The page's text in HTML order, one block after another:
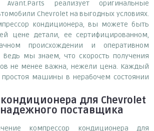
Avant.Parts реализует оригинальные
Chevrolet на выгодных условиях.
кондиционера, вы можете быть
цене детали, ее сертифицированном,
происхождении и оперативном
Ведь мы знаем, что скорость получения
не менее важна, нежели цена. Каждый
машины в нерабочем состоянии
для Chevrolet
поставщика
компрессор кондиционера для